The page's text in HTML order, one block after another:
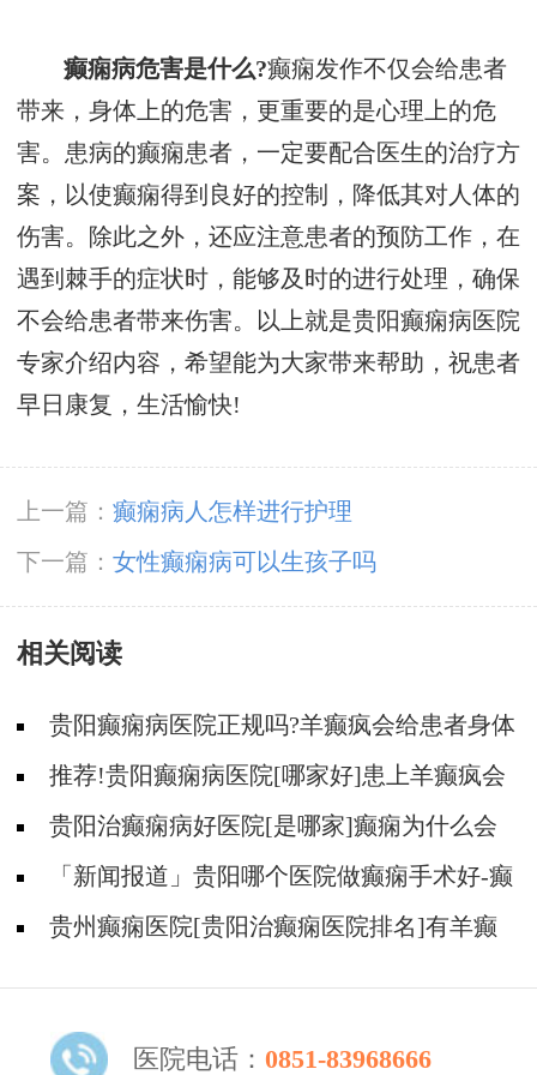
癫痫病危害是什么?癫痫发作不仅会给患者
带来，身体上的危害，更重要的是心理上的危
害。患病的癫痫患者，一定要配合医生的治疗方
案，以使癫痫得到良好的控制，降低其对人体的
伤害。除此之外，还应注意患者的预防工作，在
遇到棘手的症状时，能够及时的进行处理，确保
不会给患者带来伤害。以上就是贵阳癫痫病医院
专家介绍内容，希望能为大家带来帮助，祝患者
早日康复，生活愉快!
上一篇： 癫痫病人怎样进行护理
下一篇： 女性癫痫病可以生孩子吗
相关阅读
贵阳癫痫病医院正规吗?羊癫疯会给患者身体
造成什么伤害?
推荐!贵阳癫痫病医院[哪家好]患上羊癫疯会
变傻吗?
贵阳治癫痫病好医院[是哪家]癫痫为什么会
影响病人的生活？
「新闻报道」贵阳哪个医院做癫痫手术好-癫
痫的危害表现在哪些方面？
贵州癫痫医院[贵阳治癫痫医院排名]有羊癫
医院电话： 0851-83968666